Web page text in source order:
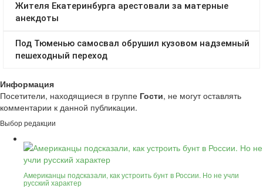
Информация
Посетители, находящиеся в группе Гости, не могут оставлять
комментарии к данной публикации.
Выбор редакции
Американцы подсказали, как устроить бунт в России. Но не учли
русский характер